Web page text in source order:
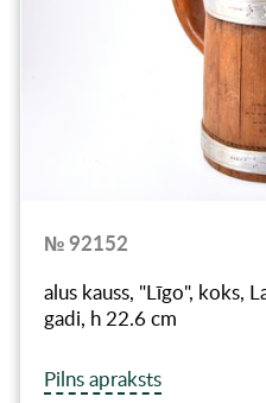
№ 92152
alus kauss, "Līgo", koks,
gadi, h 22.6 cm
Pilns apraksts